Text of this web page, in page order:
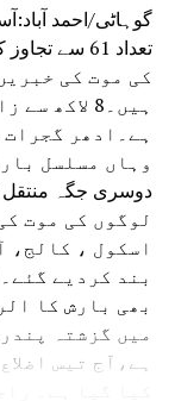
گوہاٹی/احمد
کی موت کی
ہیں۔8
ہے۔ادھر
لوگوں کی موت
اسکول ، کالج،
بند کردیے
بھی بارش کا
میں گزشتہ
ہے،آج تیس